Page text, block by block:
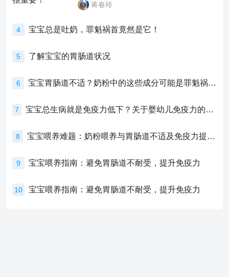
蒋春玲
4 宝宝总是吐奶，罪魁祸首竟然是它！
5 了解宝宝的胃肠道状况
6 宝宝胃肠道不适？奶粉中的这些成分可能是罪魁祸首！
7 宝宝总生病就是免疫力低下？关于婴幼儿免疫力的真相，家长必须了解！
8 宝宝喂养难题：奶粉喂养与胃肠道不适及免疫力提升的奥秘
9 宝宝喂养指南：避免胃肠道不耐受，提升免疫力
10 宝宝喂养指南：避免胃肠道不耐受，提升免疫力